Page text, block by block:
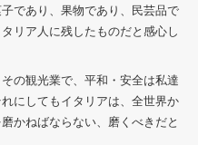
であり、果物であり、民芸品で
リア人に残したものだと感心し
の観光業で、平和・安全は私達
にしてもイタリアは、全世界か
かねばならない、磨くべきだと